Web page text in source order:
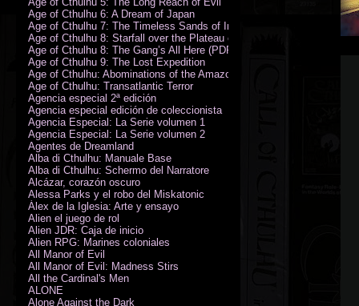
Age of Cthulhu 6: A Dream of Japan
Age of Cthulhu 7: The Timeless Sands of India
Age of Cthulhu 8: Starfall over the Plateau of Leng
Age of Cthulhu 8: The Gang’s All Here (PDF)
Age of Cthulhu 9: The Lost Expedition
Age of Cthulhu: Abominations of the Amazon
Age of Cthulhu: Transatlantic Terror
Agencia especial 2ª edición
Agencia especial edición de coleccionista
Agencia Especial: La Serie volumen 1
Agencia Especial: La Serie volumen 2
Agentes de Dreamland
Alba di Cthulhu: Manuale Base
Alba di Cthulhu: Schermo del Narratore
Alcázar, corazón oscuro
Alessa Parks y el robo del Miskatonic
Álex de la Iglesia: Arte y ensayo
Alien el juego de rol
Alien JDR: Caja de inicio
Alien RPG: Marines coloniales
All Manor of Evil
All Manor of Evil: Madness Stirs
All the Cardinal's Men
ALONE
Alone Against the Dark